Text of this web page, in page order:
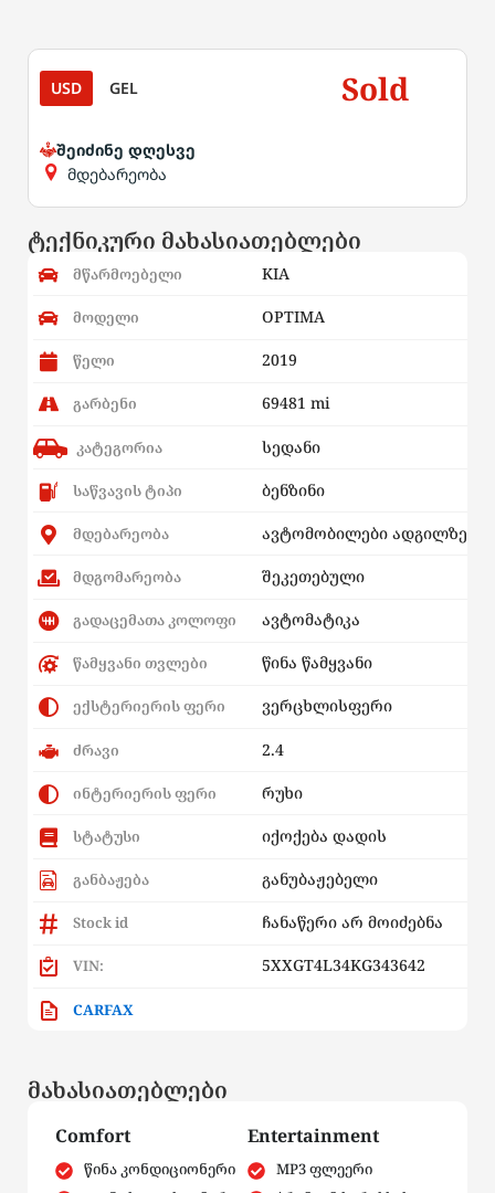
USD GEL Sold
შეიძინე დღესვე
მდებარეობა
ტექნიკური მახასიათებლები
მწარმოებელი KIA
მოდელი OPTIMA
წელი 2019
გარბენი 69481 mi
კატეგორია სედანი
საწვავის ტიპი ბენზინი
მდებარეობა ავტომობილები ადგილზე
მდგომარეობა შეკეთებული
გადაცემათა კოლოფი ავტომატიკა
წამყვანი თვლები წინა წამყვანი
ექსტერიერის ფერი ვერცხლისფერი
ძრავი 2.4
ინტერიერის ფერი რუხი
სტატუსი იქოქება დადის
განბაჟება განუბაჟებელი
Stock id ჩანაწერი არ მოიძებნა
VIN: 5XXGT4L34KG343642
CARFAX
მახასიათებლები
Comfort
წინა კონდიციონერი
Entertainment
MP3 ფლეერი